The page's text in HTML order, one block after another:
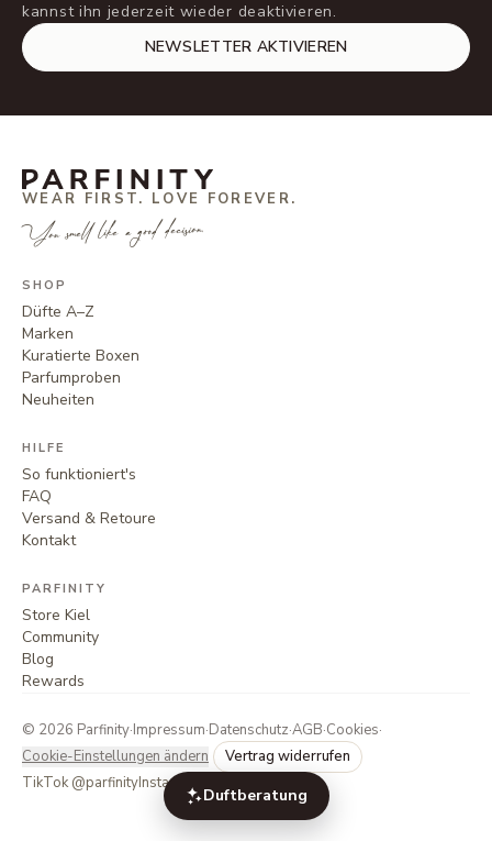
Duftberatung
kannst ihn jederzeit wieder deaktivieren.
NEWSLETTER AKTIVIEREN
WEAR FIRST. LOVE FOREVER.
You smell like a good decision.
SHOP
Düfte A–Z
Marken
Kuratierte Boxen
Parfumproben
Neuheiten
HILFE
So funktioniert's
FAQ
Versand & Retoure
Kontakt
PARFINITY
Store Kiel
Community
Blog
Rewards
© 2026 Parfinity·Impressum·Datenschutz·AGB·Cookies·
Cookie-Einstellungen ändern
Vertrag widerrufen
TikTok @parfinityInstagram @parfinity.de